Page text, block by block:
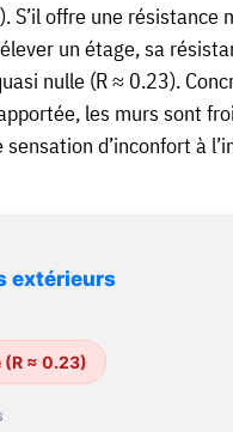
S’il offre une résistance
un étage, sa
nulle (R ≈ 0.23).
les murs sont
d’inconfort à
extérieurs
≈ 0.23)